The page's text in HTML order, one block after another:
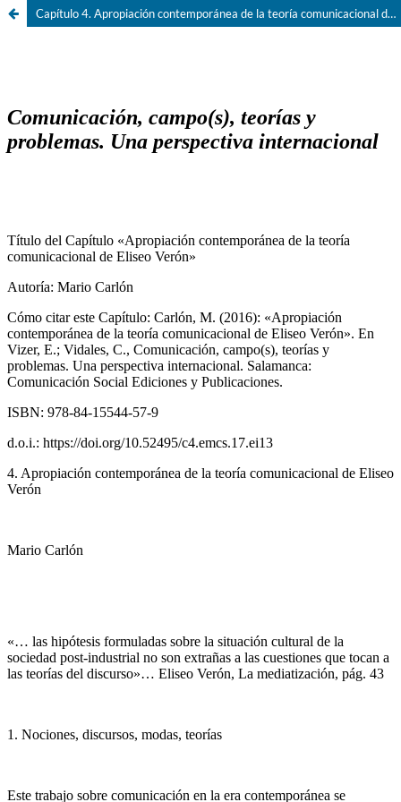
Capítulo 4. Apropiación contemporánea de la teoría comunicacional de Eliseo Verón